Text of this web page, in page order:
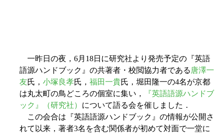
一昨日の夜，6月18日に研究社より発売予定の『英語
語源ハンドブック』の共著者・校閲協力者である 唐澤一
友氏， 小塚良孝氏， 福田一貴氏，堀田隆一の4名が京都
は丸太町の鳥どころの個室に集い，
『英語語源ハンドブ
ック』（研究社） について語る会を催しました．
この会合は『英語語源ハンドブック』の情報が公開さ
れて以来，著者3名を含む関係者が初めて対面で一堂に